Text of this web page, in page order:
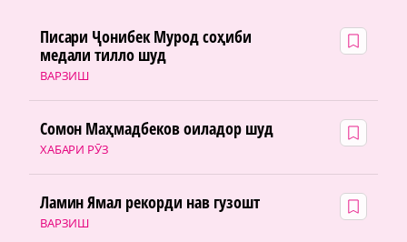
ВАРЗИШ
Писари Ҷонибек Мурод соҳиби
медали тилло шуд
ХАБАРИ РӮЗ
Сомон Маҳмадбеков оиладор шуд
ВАРЗИШ
Ламин Ямал рекорди нав гузошт